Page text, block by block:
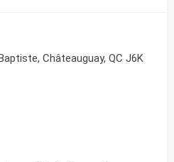
Châteauguay, QC J6K